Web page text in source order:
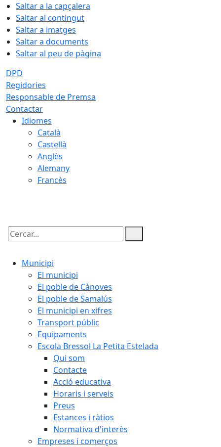
Saltar a la capçalera
Saltar al contingut
Saltar a imatges
Saltar a documents
Saltar al peu de pàgina
DPD
Regidories
Responsable de Premsa
Contactar
Idiomes
Català
Castellà
Anglès
Alemany
Francès
Cercar:
Municipi
El municipi
El poble de Cànoves
El poble de Samalús
El municipi en xifres
Transport públic
Equipaments
Escola Bressol La Petita Estelada
Qui som
Contacte
Acció educativa
Horaris i serveis
Preus
Estances i ràtios
Normativa d'interès
Empreses i comerços